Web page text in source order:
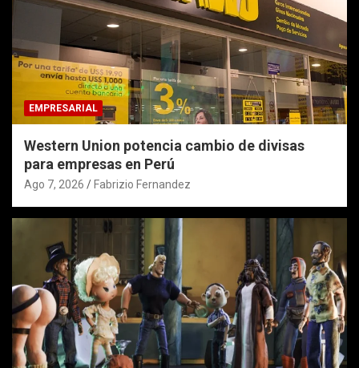
EMPRESARIAL
Western Union potencia cambio de divisas
para empresas en Perú
Ago 7, 2026 Fabrizio Fernandez